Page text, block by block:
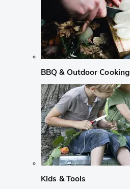
BBQ & Outdoor Cooking
Kids & Tools